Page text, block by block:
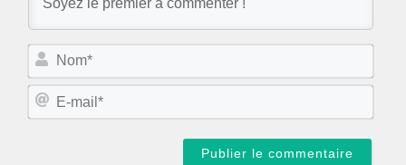
N
m
E